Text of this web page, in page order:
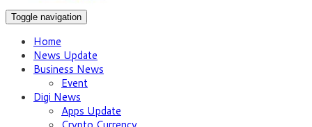
Toggle navigation
Home
News Update
Business News
Event
Digi News
Apps Update